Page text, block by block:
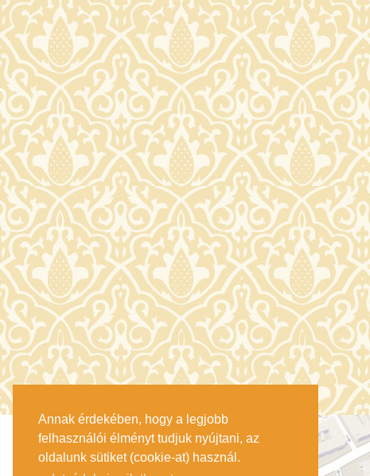
Annak érdekében, hogy a legjobb
felhasználói élményt tudjuk nyújtani, az
oldalunk sütiket (cookie-at) használ.